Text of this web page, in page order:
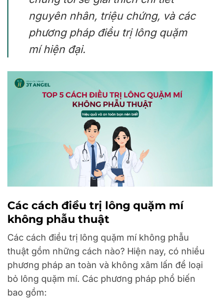
nguyên nhân, triệu chứng, và các
phương pháp điều trị lông quặm
mí hiện đại.
Các cách điều trị lông quặm mí
không phẫu thuật
Các cách điều trị lông quặm mí không phẫu
thuật gồm những cách nào? Hiện nay, có nhiều
phương pháp an toàn và không xâm lấn để loại
bỏ lông quặm mí. Các phương pháp phổ biến
bao gồm: